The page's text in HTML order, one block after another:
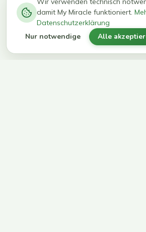
kg in 12
Wochen
erreichen
ihr Ziel
damit My Miracle funktioniert.
Datenschutzerklärung
Nur notwendige Alle